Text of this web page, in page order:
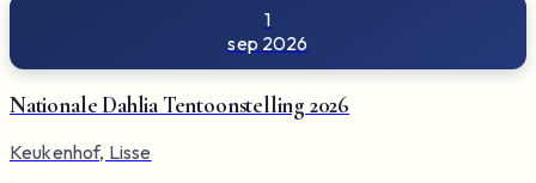
1
sep 2026
Nationale Dahlia Tentoonstelling 2026
Keukenhof, Lisse